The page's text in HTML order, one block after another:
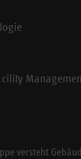
versteht